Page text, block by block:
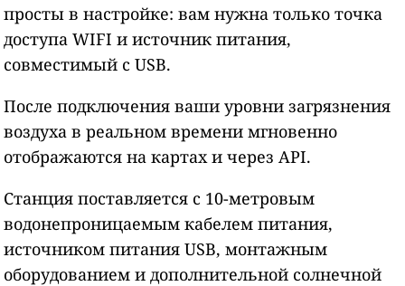
просты в настройке: вам нужна только точка
доступа WIFI и источник питания,
совместимый с USB.
После подключения ваши уровни загрязнения
воздуха в реальном времени мгновенно
отображаются на картах и через API.
Станция поставляется с 10-метровым
водонепроницаемым кабелем питания,
источником питания USB, монтажным
оборудованием и дополнительной солнечной